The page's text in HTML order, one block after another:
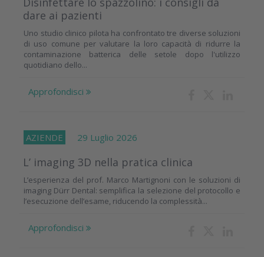
dare ai pazienti
Uno studio clinico pilota ha confrontato tre diverse soluzioni
di uso comune per valutare la loro capacità di ridurre la
contaminazione batterica delle setole dopo l'utilizzo
quotidiano dello...
Approfondisci
AZIENDE 29 Luglio 2026
L’ imaging 3D nella pratica clinica
L’esperienza del prof. Marco Martignoni con le soluzioni di
imaging Dürr Dental: semplifica la selezione del protocollo e
l’esecuzione dell’esame, riducendo la complessità...
Approfondisci